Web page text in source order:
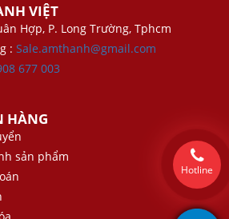
VIỆT
Hợp, P. Long Trường, Tphcm
: Sale.amthanh@gmail.com
677 003
HÀNG
sản phẩm
Hotline